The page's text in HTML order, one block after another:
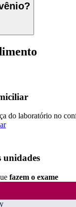
do laboratório no
unidades
fazem o exame